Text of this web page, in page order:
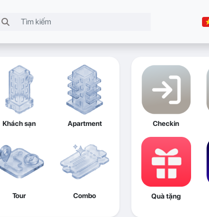
Khách sạn Apartment
Tour Combo
Checkin
Quà tặng